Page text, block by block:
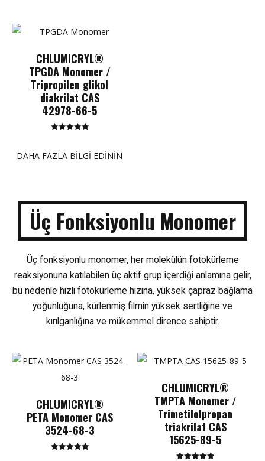
CHLUMICRYL®
TPGDA Monomer /
Tripropilen glikol
diakrilat CAS
42978-66-5
puan
DAHA FAZLA BILGI EDININ
Üç Fonksiyonlu Monomer
Üç fonksiyonlu monomer, her molekülün fotokürleme
reaksiyonuna katılabilen üç aktif grup içerdiği anlamına gelir,
bu nedenle hızlı fotokürleme hızına, yüksek çapraz bağlama
yoğunluğuna, kürlenmiş filmin yüksek sertliğine ve
kırılganlığına ve mükemmel dirence sahiptir.
CHLUMICRYL®
PETA Monomer CAS
3524-68-3
CHLUMICRYL®
TMPTA Monomer /
Trimetilolpropan
triakrilat CAS
15625-89-5